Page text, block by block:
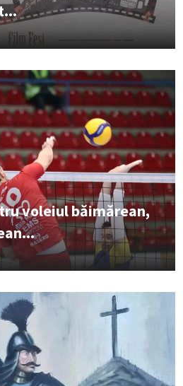
voleiul băimărean,